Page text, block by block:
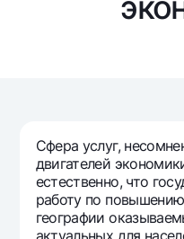
До востребования
Garmin pay
Мобильное
Часто
Сфера услуг,
двигателей
естественно, что
работу по
географии